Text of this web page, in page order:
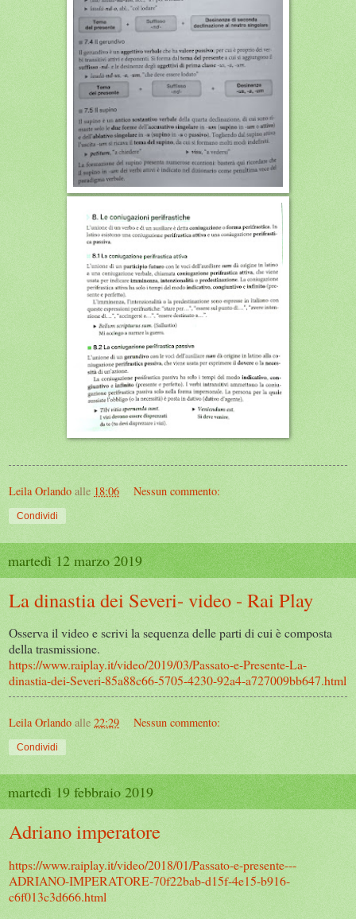
Leila Orlando alle 18:06 Nessun commento:
Condividi
martedì 12 marzo 2019
La dinastia dei Severi- video - Rai Play
Osserva il video e scrivi la sequenza delle parti di cui è composta
della trasmissione.
https://www.raiplay.it/video/2019/03/Passato-e-Presente-La-
dinastia-dei-Severi-85a88c66-5705-4230-92a4-a727009bb647.html
Leila Orlando alle 22:29 Nessun commento:
Condividi
martedì 19 febbraio 2019
Adriano imperatore
https://www.raiplay.it/video/2018/01/Passato-e-presente---
ADRIANO-IMPERATORE-70f22bab-d15f-4e15-b916-
c6f013c3d666.html